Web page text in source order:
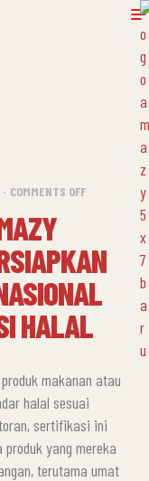
COMMENTS OFF
HALAL
makanan atau
halal sesuai
sertifikasi ini
yang mereka
terutama umat